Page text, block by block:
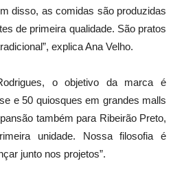
disso, as comidas são produzidas
de primeira qualidade. São pratos
explica Ana Velho.
o objetivo da marca é
e 50 quiosques em grandes malls
também para Ribeirão Preto,
unidade. Nossa filosofia é
junto nos projetos”.